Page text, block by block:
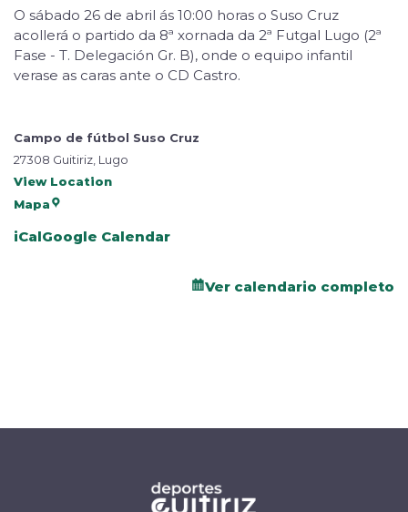
O sábado 26 de abril ás 10:00 horas o Suso Cruz
acollerá o partido da 8ª xornada da 2ª Futgal Lugo (2ª
Fase - T. Delegación Gr. B), onde o equipo infantil
verase as caras ante o CD Castro.
Campo de fútbol Suso Cruz
27308 Guitiriz, Lugo
View Location
Mapa
iCalGoogle Calendar
Ver calendario completo